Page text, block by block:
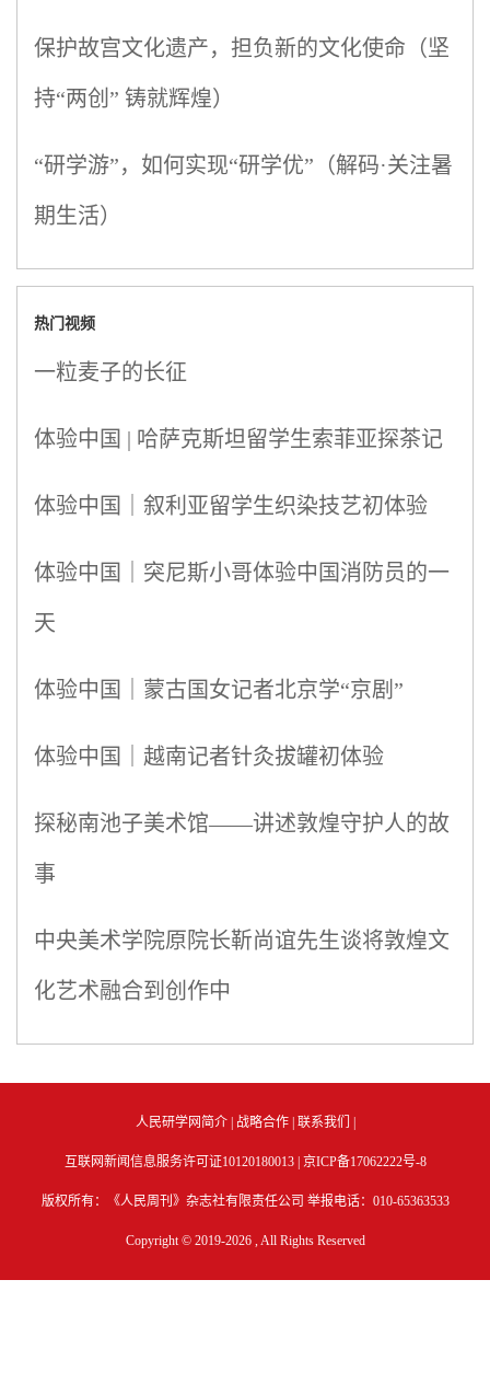
保护故宫文化遗产，担负新的文化使命（坚
持“两创” 铸就辉煌）
“研学游”，如何实现“研学优”（解码·关注暑
期生活）
热门视频
一粒麦子的长征
体验中国 | 哈萨克斯坦留学生索菲亚探茶记
体验中国｜叙利亚留学生织染技艺初体验
体验中国｜突尼斯小哥体验中国消防员的一
天
体验中国｜蒙古国女记者北京学“京剧”
体验中国｜越南记者针灸拔罐初体验
探秘南池子美术馆——讲述敦煌守护人的故
事
中央美术学院原院长靳尚谊先生谈将敦煌文
化艺术融合到创作中
人民研学网简介| 战略合作| 联系我们
互联网新闻信息服务许可证10120180013 | 京ICP备17062222号-8
版权所有：《人民周刊》杂志社有限责任公司 举报电话：010-65363533
Copyright © 2019-2026 , All Rights Reserved